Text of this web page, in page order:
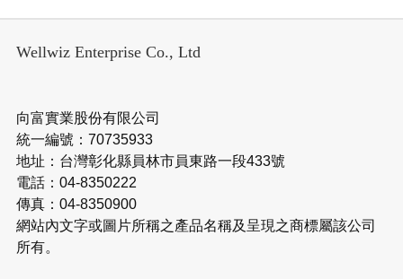
Wellwiz Enterprise Co., Ltd
向富實業股份有限公司
統一編號：70735933
地址：台灣彰化縣員林市員東路一段433號
電話：04-8350222
傳真：04-8350900
網站內文字或圖片所稱之產品名稱及呈現之商標屬該公司
所有。